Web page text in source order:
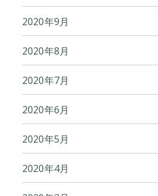
2020年9月
2020年8月
2020年7月
2020年6月
2020年5月
2020年4月